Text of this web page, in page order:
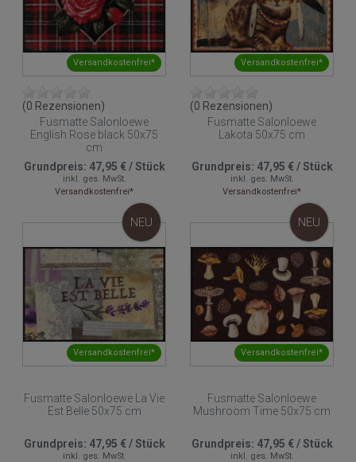
Versandkostenfrei*
(0 Rezensionen)
Fusmatte Salonloewe
English Rose black 50x75
cm
Grundpreis: 47,95 €/Stück
inkl. ges. MwSt.
Versandkostenfrei*
Versandkostenfrei*
(0 Rezensionen)
Fusmatte Salonloewe
Lakota 50x75 cm
Grundpreis: 47,95 €/Stück
inkl. ges. MwSt.
Versandkostenfrei*
Versandkostenfrei*
NEU
Fusmatte Salonloewe La Vie
Est Belle 50x75 cm
Grundpreis: 47,95 €/Stück
inkl. ges. MwSt.
Versandkostenfrei*
NEU
Fusmatte Salonloewe
Mushroom Time 50x75 cm
Grundpreis: 47,95 €/Stück
inkl. ges. MwSt.